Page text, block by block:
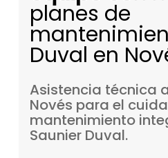
planes de
Duval en
Asistencia técnica
Novés para el
mantenimiento
Saunier Duval.